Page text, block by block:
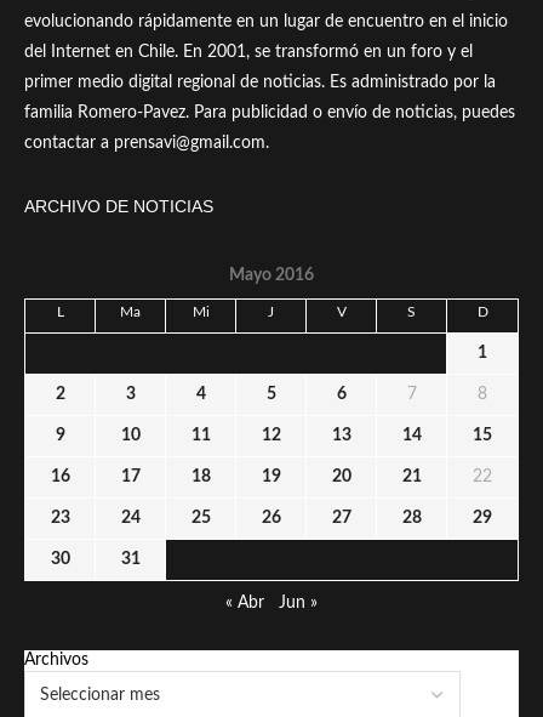
evolucionando rápidamente en un lugar de encuentro en el inicio
del Internet en Chile. En 2001, se transformó en un foro y el
primer medio digital regional de noticias. Es administrado por la
familia Romero-Pavez. Para publicidad o envío de noticias, puedes
contactar a prensavi@gmail.com.
ARCHIVO DE NOTICIAS
Mayo 2016
L Ma Mi J V S D
1
2 3 4 5 6 7 8
9 10 11 12 13 14 15
16 17 18 19 20 21 22
23 24 25 26 27 28 29
30 31
« Abr Jun »
Archivos